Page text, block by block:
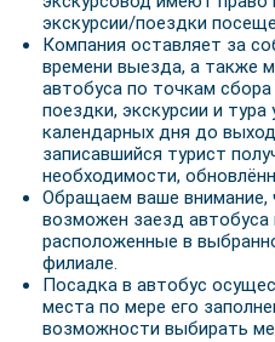
экскурсии/поездки
Компания оставляет за
времени выезда, а также
автобуса по точкам
поездки, экскурсии и
календарных дня до
записавшийся турист
необходимости,
Обращаем ваше внимание,
возможен заезд автобуса
расположенные в
филиале.
Посадка в автобус
места по мере его
возможности выбирать